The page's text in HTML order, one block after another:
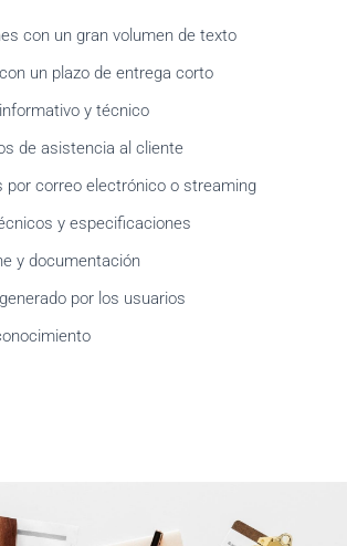
con un gran volumen de texto
un plazo de entrega corto
y técnico
de asistencia al cliente
por correo electrónico o streaming
y especificaciones
y documentación
por los usuarios